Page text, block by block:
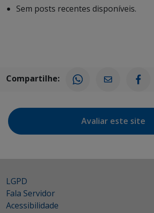
Sem posts recentes disponíveis.
Compartilhe:
Avaliar este site
LGPD
Fala Servidor
Acessibilidade